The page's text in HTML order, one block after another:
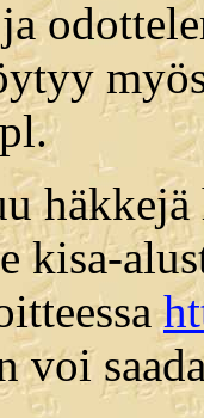
kisa-
voi